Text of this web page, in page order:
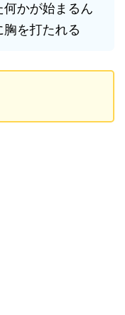
何かが始まるん
を打たれる